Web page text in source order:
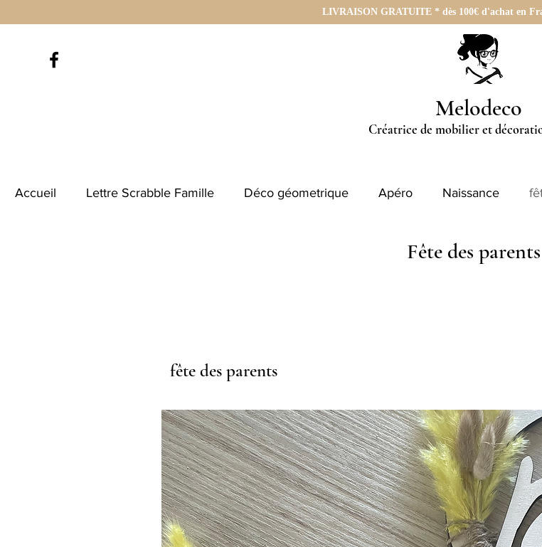
LIVRAISON GRATUITE * dès 100€ d'achat en
Melodeco
Créatrice de mobilier et
Accueil Lettre Scrabble Famille Déco géometrique Apéro Naissance
Fête des parents
fête des parents